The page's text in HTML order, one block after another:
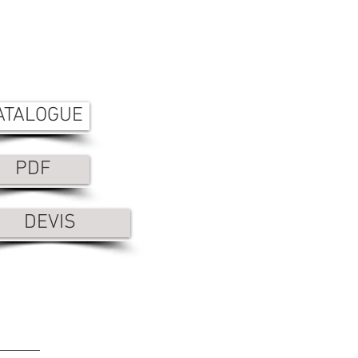
PDF
DEVIS